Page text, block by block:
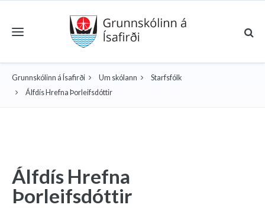
Toggle navigation
Grunnskólinn á Ísafirði Um skólann
Starfsfólk
Álfdís Hrefna Þorleifsdóttir
Álfdís Hrefna
Þorleifsdóttir